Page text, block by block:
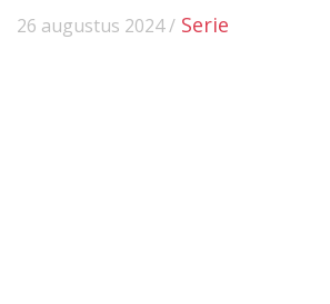
26 augustus 2024 / Serie